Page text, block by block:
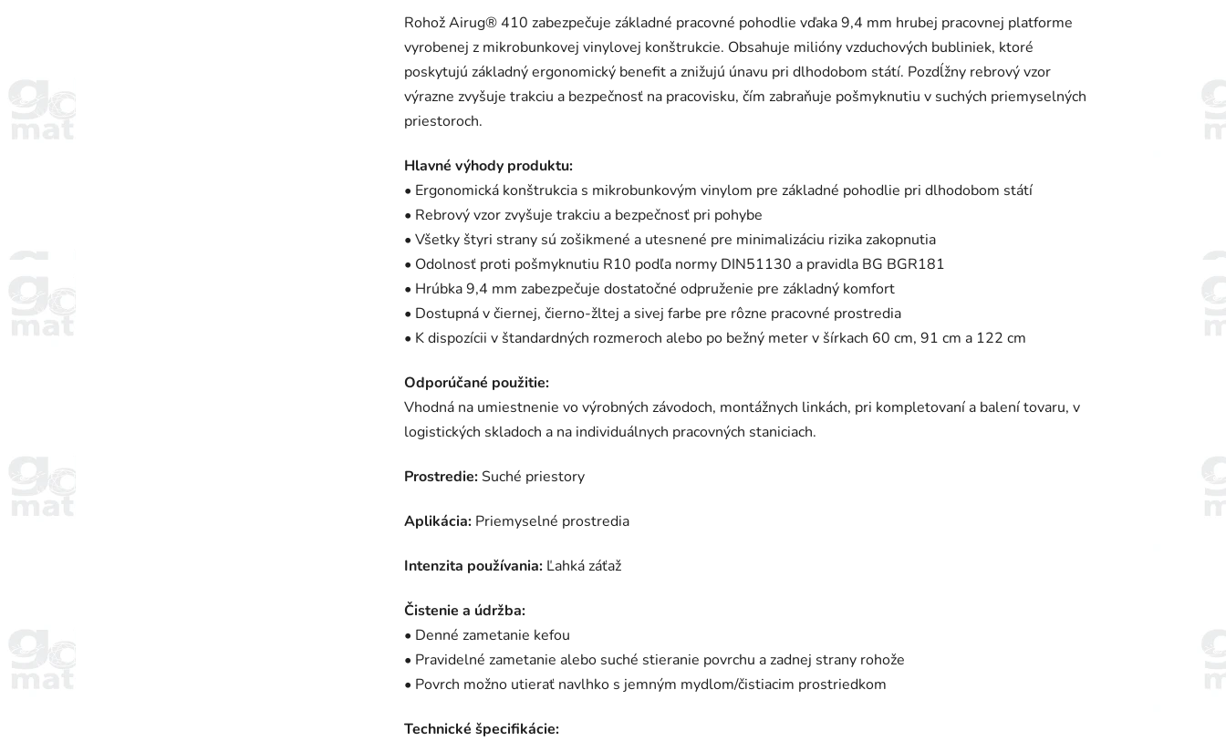
Rohož Airug® 410 zabezpečuje základné pracovné pohodlie vďaka 9,4 mm hrubej pracovnej platforme
vyrobenej z mikrobunkovej vinylovej konštrukcie. Obsahuje milióny vzduchových bubliniek, ktoré
poskytujú základný ergonomický benefit a znižujú únavu pri dlhodobom státí. Pozdĺžny rebrový vzor
výrazne zvyšuje trakciu a bezpečnosť na pracovisku, čím zabraňuje pošmyknutiu v suchých priemyselných
priestoroch.
Hlavné výhody produktu:
• Ergonomická konštrukcia s mikrobunkovým vinylom pre základné pohodlie pri dlhodobom státí
• Rebrový vzor zvyšuje trakciu a bezpečnosť pri pohybe
• Všetky štyri strany sú zošikmené a utesnené pre minimalizáciu rizika zakopnutia
• Odolnosť proti pošmyknutiu R10 podľa normy DIN51130 a pravidla BG BGR181
• Hrúbka 9,4 mm zabezpečuje dostatočné odpruženie pre základný komfort
• Dostupná v čiernej, čierno-žltej a sivej farbe pre rôzne pracovné prostredia
• K dispozícii v štandardných rozmeroch alebo po bežný meter v šírkach 60 cm, 91 cm a 122 cm
Odporúčané použitie:
Vhodná na umiestnenie vo výrobných závodoch, montážnych linkách, pri kompletovaní a balení tovaru, v
logistických skladoch a na individuálnych pracovných staniciach.
Prostredie:Suché priestory
Aplikácia: Priemyselné prostredia
Intenzita používania: Ľahká záťaž
Čistenie a údržba:
• Denné zametanie kefou
• Pravidelné zametanie alebo suché stieranie povrchu a zadnej strany rohože
• Povrch možno utierať navlhko s jemným mydlom/čistiacim prostriedkom
Technické špecifikácie: